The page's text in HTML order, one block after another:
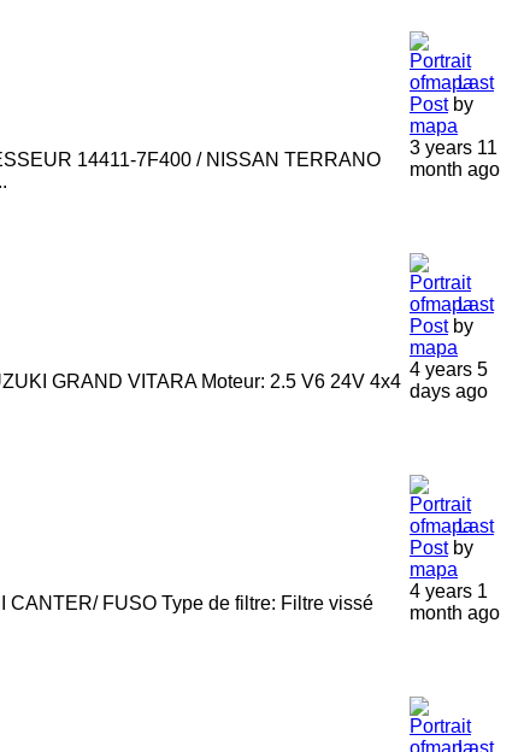
14411-7F400 / NISSAN TERRANO
Last
Postby
mapa
3 years 11
month ago
GRAND VITARA Moteur: 2.5 V6 24V 4x4
Last
Postby
mapa
4 years 5
days ago
CANTER/ FUSO Type de filtre: Filtre vissé
Last
Postby
mapa
4 years 1
month ago